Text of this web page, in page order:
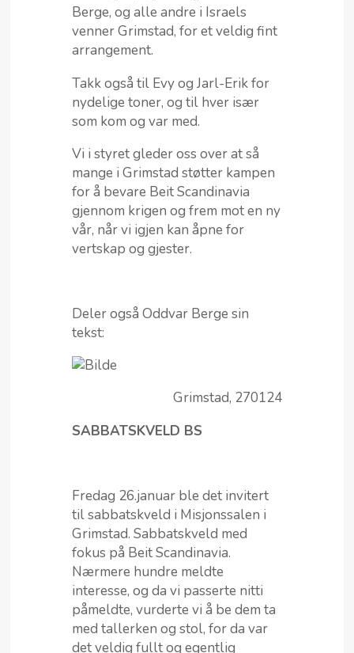
Berge, og alle andre i Israels
venner Grimstad, for et veldig fint
arrangement.
Takk også til Evy og Jarl-Erik for
nydelige toner, og til hver især
som kom og var med.
Vi i styret gleder oss over at så
mange i Grimstad støtter kampen
for å bevare Beit Scandinavia
gjennom krigen og frem mot en ny
vår, når vi igjen kan åpne for
vertskap og gjester.
Deler også Oddvar Berge sin
tekst:
Grimstad, 270124
SABBATSKVELD BS
Fredag 26.januar ble det invitert
til sabbatskveld i Misjonssalen i
Grimstad. Sabbatskveld med
fokus på Beit Scandinavia.
Nærmere hundre meldte
interesse, og da vi passerte nitti
påmeldte, vurderte vi å be dem ta
med tallerken og stol, for da var
det veldig fullt og egentlig